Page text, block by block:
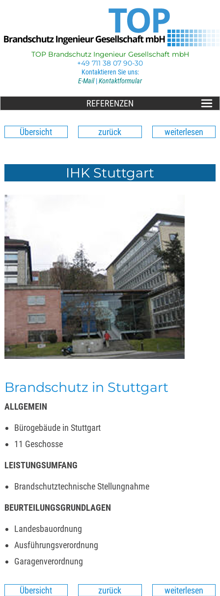
TOP Brandschutz Ingenieur Gesellschaft mbH
+49 711 38 07 90-30
Kontaktieren Sie uns:
E-Mail|Kontaktformular
REFERENZEN
Übersicht zurück weiterlesen
IHK Stuttgart
Brandschutz in Stuttgart
ALLGEMEIN
Bürogebäude in Stuttgart
11 Geschosse
LEISTUNGSUMFANG
Brandschutztechnische Stellungnahme
BEURTEILUNGSGRUNDLAGEN
Landesbauordnung
Ausführungsverordnung
Garagenverordnung
Übersicht zurück weiterlesen